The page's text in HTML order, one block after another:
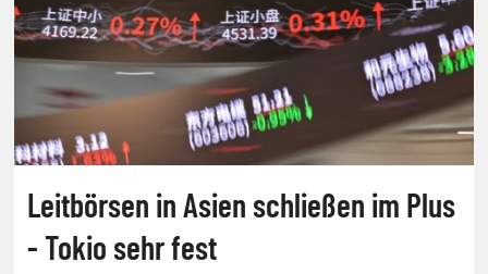
Leitbörsen in Asien schließen im Plus
- Tokio sehr fest